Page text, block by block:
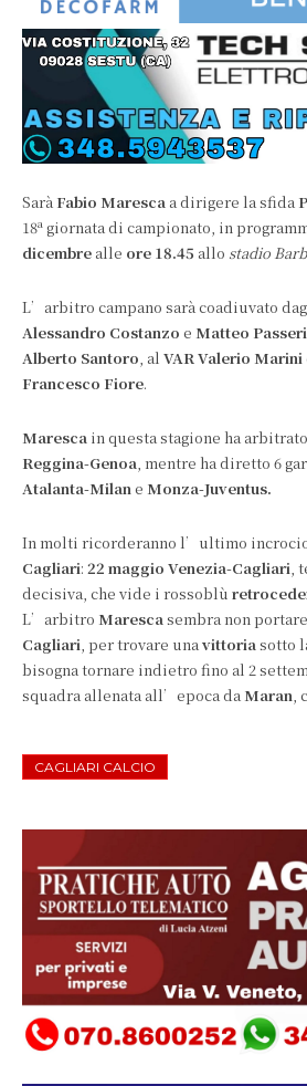
Sarà Fabio Maresca a dirigere la sfida
18a giornata di campionato, in
dicembre alle ore 18.45 allo stadio
L’arbitro campano sarà coadiuvato
Alessandro Costanzo e Matteo Passeri
Alberto Santoro, al VAR Valerio Marini
Francesco Fiore.
Maresca in questa stagione ha
Reggina-Genoa, mentre ha diretto 6
Atalanta-Milane Monza-Juventus.
In molti ricorderanno l’ultimo
Cagliari: 22 maggio Venezia-Cagliari,
decisiva, che vide i rossoblù
L’arbitro Marescasembra non
Cagliari, per trovare unavittoriasotto
bisogna tornare indietro fino al 2
squadra allenata all’epoca daMaran,
CAGLIARI CALCIO